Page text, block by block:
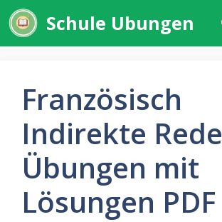
Zum
Inhalt
springen
Schule Ubungen
Französisch
Indirekte Rede
Übungen mit
Lösungen PDF